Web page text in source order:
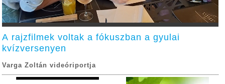
A rajzfilmek voltak a fókuszban a gyulai
kvízversenyen
Varga Zoltán videóriportja